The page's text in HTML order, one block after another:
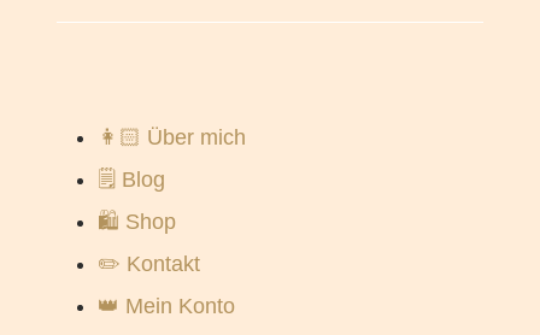
👩🏻 Über mich
🗒️ Blog
🛍️ Shop
✏️ Kontakt
👑 Mein Konto